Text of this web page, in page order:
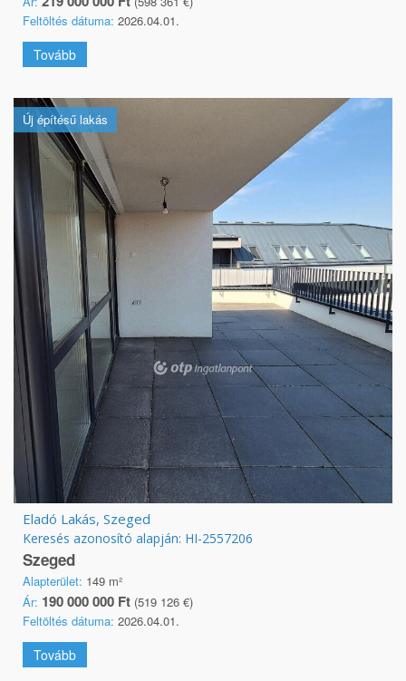
Feltöltés dátuma: 2026.04.01.
Tovább
Új építésű lakás
Eladó Lakás, Szeged
Keresés azonosító alapján: HI-2557206
Szeged
Alapterület: 149 m²
Ár: 190 000 000 Ft (519 126 €)
Feltöltés dátuma: 2026.04.01.
Tovább